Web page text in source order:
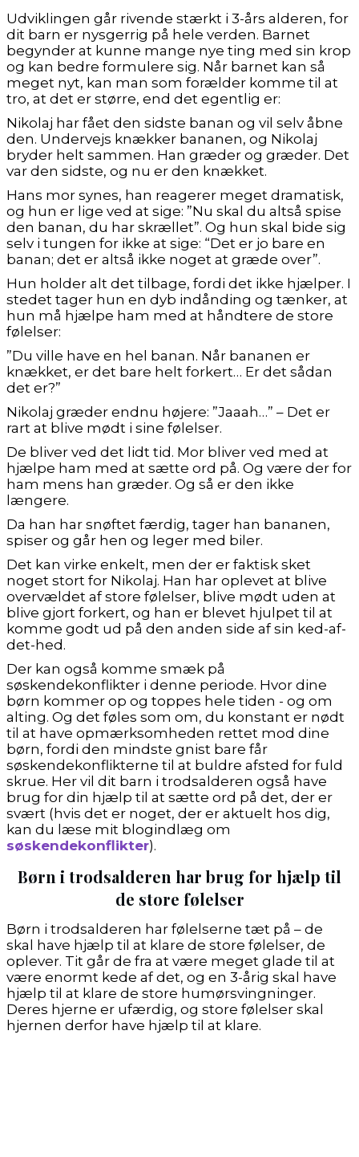
Udviklingen går rivende stærkt i 3-års alderen, for
dit barn er nysgerrig på hele verden. Barnet
begynder at kunne mange nye ting med sin krop
og kan bedre formulere sig. Når barnet kan så
meget nyt, kan man som forælder komme til at
tro, at det er større, end det egentlig er:
Nikolaj har fået den sidste banan og vil selv åbne
den. Undervejs knækker bananen, og Nikolaj
bryder helt sammen. Han græder og græder. Det
var den sidste, og nu er den knækket.
Hans mor synes, han reagerer meget dramatisk,
og hun er lige ved at sige: ”Nu skal du altså spise
den banan, du har skrællet”. Og hun skal bide sig
selv i tungen for ikke at sige: “Det er jo bare en
banan; det er altså ikke noget at græde over”.
Hun holder alt det tilbage, fordi det ikke hjælper. I
stedet tager hun en dyb indånding og tænker, at
hun må hjælpe ham med at håndtere de store
følelser:
”Du ville have en hel banan. Når bananen er
knækket, er det bare helt forkert… Er det sådan
det er?”
Nikolaj græder endnu højere: ”Jaaah…” – Det er
rart at blive mødt i sine følelser.
De bliver ved det lidt tid. Mor bliver ved med at
hjælpe ham med at sætte ord på. Og være der for
ham mens han græder. Og så er den ikke
længere.
Da han har snøftet færdig, tager han bananen,
spiser og går hen og leger med biler.
Det kan virke enkelt, men der er faktisk sket
noget stort for Nikolaj. Han har oplevet at blive
overvældet af store følelser, blive mødt uden at
blive gjort forkert, og han er blevet hjulpet til at
komme godt ud på den anden side af sin ked-af-
det-hed.
Der kan også komme smæk på
søskendekonflikter i denne periode. Hvor dine
børn kommer op og toppes hele tiden - og om
alting. Og det føles som om, du konstant er nødt
til at have opmærksomheden rettet mod dine
børn, fordi den mindste gnist bare får
søskendekonflikterne til at buldre afsted for fuld
skrue. Her vil dit barn i trodsalderen også have
brug for din hjælp til at sætte ord på det, der er
svært (hvis det er noget, der er aktuelt hos dig,
kan du læse mit blogindlæg om
søskendekonflikter).
Børn i trodsalderen har brug for hjælp til
de store følelser
Børn i trodsalderen har følelserne tæt på – de
skal have hjælp til at klare de store følelser, de
oplever. Tit går de fra at være meget glade til at
være enormt kede af det, og en 3-årig skal have
hjælp til at klare de store humørsvingninger.
Deres hjerne er ufærdig, og store følelser skal
hjernen derfor have hjælp til at klare.